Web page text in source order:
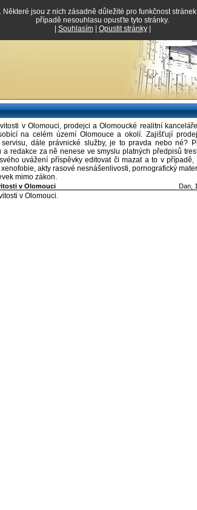
jsou z nich zásadně důležité pro funkčnost
případě nesouhlasu opusťte tyto stránky.
Souhlasím| Opustit stránky|
v Olomouci, prodejci a Olomoucké realitní
na celém území Olomouce a okolí. Zajišťují
dále právnické služby, je to pravda nebo né?
a redakce za ně nenese ve smyslu platných předpisů
uvážení příspěvky editovat či mazat a to v
akty rasové nesnášenlivosti, pornografický
mimo zákon.
v Olomouci Dan
v Olomouci.